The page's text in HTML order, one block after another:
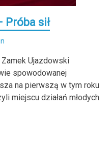
Próba sił
Ujazdowski
spowodowanej
na pierwszą w tym roku
miejscu działań młodych